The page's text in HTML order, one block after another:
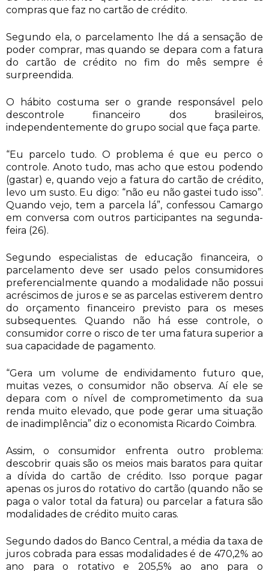
compras que faz no cartão de crédito.
Segundo ela, o parcelamento lhe dá a sensação de
poder comprar, mas quando se depara com a fatura
do cartão de crédito no fim do mês sempre é
surpreendida.
O hábito costuma ser o grande responsável pelo
descontrole financeiro dos brasileiros,
independentemente do grupo social que faça parte.
“Eu parcelo tudo. O problema é que eu perco o
controle. Anoto tudo, mas acho que estou podendo
(gastar) e, quando vejo a fatura do cartão de crédito,
levo um susto. Eu digo: “não eu não gastei tudo isso”.
Quando vejo, tem a parcela lá”, confessou Camargo
em conversa com outros participantes na segunda-
feira (26).
Segundo especialistas de educação financeira, o
parcelamento deve ser usado pelos consumidores
preferencialmente quando a modalidade não possui
acréscimos de juros e se as parcelas estiverem dentro
do orçamento financeiro previsto para os meses
subsequentes. Quando não há esse controle, o
consumidor corre o risco de ter uma fatura superior a
sua capacidade de pagamento.
“Gera um volume de endividamento futuro que,
muitas vezes, o consumidor não observa. Aí ele se
depara com o nível de comprometimento da sua
renda muito elevado, que pode gerar uma situação
de inadimplência” diz o economista Ricardo Coimbra.
Assim, o consumidor enfrenta outro problema:
descobrir quais são os meios mais baratos para quitar
a dívida do cartão de crédito. Isso porque pagar
apenas os juros do rotativo do cartão (quando não se
paga o valor total da fatura) ou parcelar a fatura são
modalidades de crédito muito caras.
Segundo dados do Banco Central, a média da taxa de
juros cobrada para essas modalidades é de 470,2% ao
ano para o rotativo e 205,5% ao ano para o